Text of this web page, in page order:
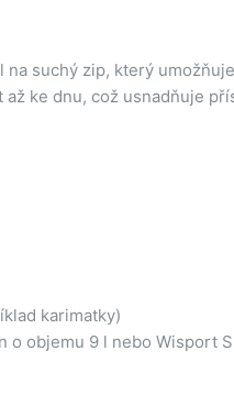
suchý zip, který
ke dnu, což usnadňuje
karimatky)
objemu 9 l nebo Wisport